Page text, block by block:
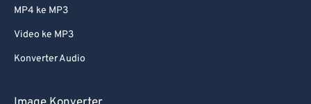
MP4 ke MP3
Video ke MP3
Konverter Audio